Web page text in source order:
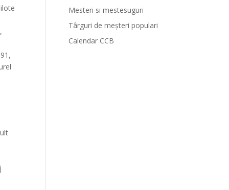
Mesteri si mestesuguri
Târguri de meșteri populari
Calendar CCB